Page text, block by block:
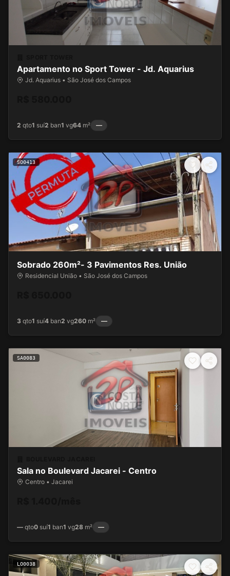
Apartamento no Sport Tower - Jd. Aquarius
Jd. Aquarius • São José dos Campos
2 qto1 suí2 ban1 vg64 m² —
SO0413
Sobrado 260m²- 3 Pavimentos Res. União
Residencial União • São José dos Campos
3 qto1 suí4 ban2 vg260 m² —
SA0083
Sala no Boulevard Jacarei - Centro
Centro • Jacarei
— qto0 suí1 ban1 vg28 m² —
LO0038